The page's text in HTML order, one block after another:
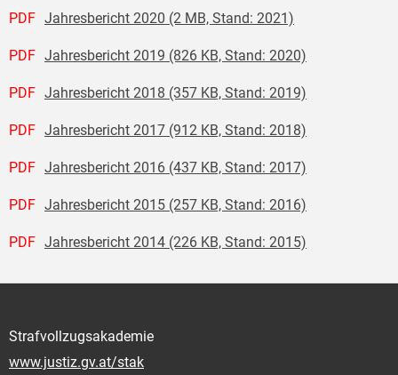
PDF Jahresbericht 2020 (2 MB, Stand: 2021)
PDF Jahresbericht 2019 (826 KB, Stand: 2020)
PDF Jahresbericht 2018 (357 KB, Stand: 2019)
PDF Jahresbericht 2017 (912 KB, Stand: 2018)
PDF Jahresbericht 2016 (437 KB, Stand: 2017)
PDF Jahresbericht 2015 (257 KB, Stand: 2016)
PDF Jahresbericht 2014 (226 KB, Stand: 2015)
Strafvollzugsakademie
www.justiz.gv.at/stak